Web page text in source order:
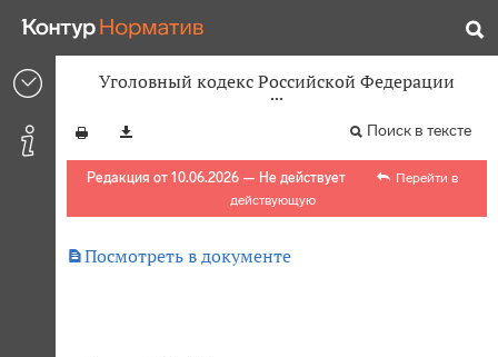
Уголовный кодекс Российской Федерации
Поиск в тексте
Редакция от 10.06.2026 — Не действует
Перейти в
действующую
Посмотреть в документе